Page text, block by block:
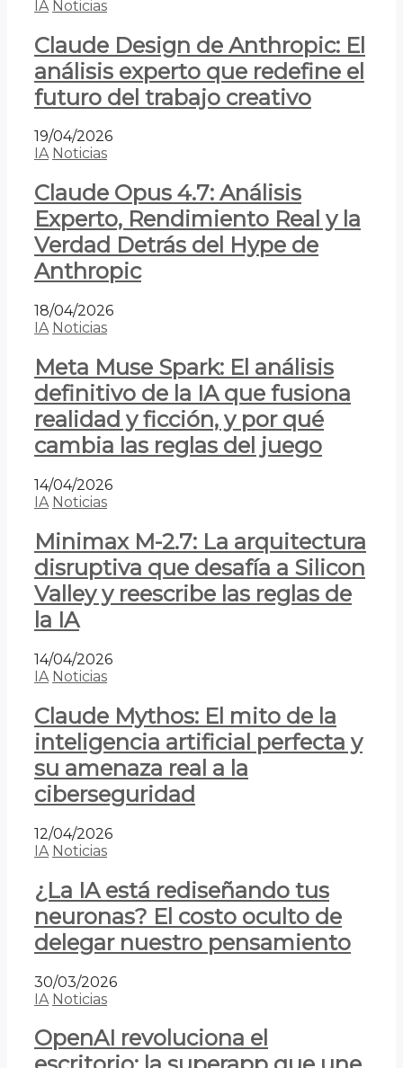
IA Noticias
Claude Design de Anthropic: El
análisis experto que redefine el
futuro del trabajo creativo
19/04/2026
IA Noticias
Claude Opus 4.7: Análisis
Experto, Rendimiento Real y la
Verdad Detrás del Hype de
Anthropic
18/04/2026
IA Noticias
Meta Muse Spark: El análisis
definitivo de la IA que fusiona
realidad y ficción, y por qué
cambia las reglas del juego
14/04/2026
IA Noticias
Minimax M-2.7: La arquitectura
disruptiva que desafía a Silicon
Valley y reescribe las reglas de
la IA
14/04/2026
IA Noticias
Claude Mythos: El mito de la
inteligencia artificial perfecta y
su amenaza real a la
ciberseguridad
12/04/2026
IA Noticias
¿La IA está rediseñando tus
neuronas? El costo oculto de
delegar nuestro pensamiento
30/03/2026
IA Noticias
OpenAI revoluciona el